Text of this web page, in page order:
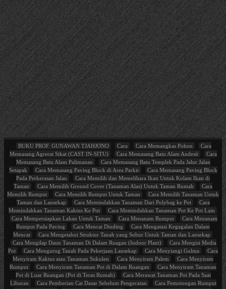
BUKU PROF. GUNAWAN TJAHJONO Cara Cara Memangkas Pohon
Cara
Memasang Agrerat Sikat (CAST IN-SITU)
Cara Memasang Batu Alam Andesit
Cara
Memasang Batu Alam Palimanan
Cara Memasang Batu Templek Pada Jalur Jalan
Setapak
Cara Memasang Paving Block di Area Parkir
Cara Memasang Paving Block
Pada Perkerasan Jalan
Cara Memilih dan Memelihara Ikan Untuk Kolam Ikan di
Taman
Cara Memilih Ground Cover (Tanaman Alas) Untuk Taman Rumah
Cara
Memilih Rumput
Cara Memilih Rumput Untuk Taman
Cara Memilih Tanaman Untuk
Taman dan Lansekap
Cara Memindahkan Tanaman Dari Polybag ke Pot
Cara
Memindahkan Tanaman Kaktus Ke Pot
Cara Memindahkan Tanaman Pot Ke Pot Lain
Cara Mempersiapkan Lahan Untuk Taman
Cara Menanam Rumput
Cara Menanam
Rumput Pada Paving
Cara Mencat Dinding
Cara Mengatasi Kegagalan Dalam
Mencat
Cara Mengetahui Struktur Tanah yang Subur Untuk Taman dan Lansekap
Cara Mengilap Daun Tanaman Di Dalam Ruagan (Indoor Plant)
Cara Mengisi Media
Pot
Cara Mengurug Tanah Pada Pekerjaan Lansekap Cara Menyiangi Gulma
Cara
Menyiram Kaktus atau Tanaman Sukulen
Cara Menyiram Palem
Cara Menyiram
Rumput
Cara Menyiram Tanaman Pot di Dalam Ruangan
Cara Menyiram Tanaman
Pot di Luar Ruangan (Pot di Teras Rumah)
Cara Merawat Tanaman Pot Pada Saat
Liburan
Cara Pemberian Cat Dasar Sebelum Pengecatan
Cara Pemotongan Rumput